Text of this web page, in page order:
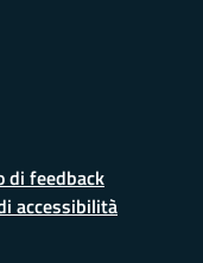
di feedback
accessibilità